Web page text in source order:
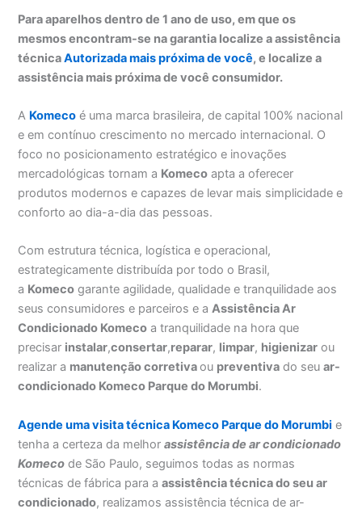
Para aparelhos dentro de 1 ano de uso, em que os
mesmos encontram-se na garantia localize a assistência
técnicaAutorizada mais próxima de você, e localize a
assistência mais próxima de você consumidor.
A Komeco é uma marca brasileira, de capital 100% nacional
e em contínuo crescimento no mercado internacional. O
foco no posicionamento estratégico e inovações
mercadológicas tornam a Komeco apta a oferecer
produtos modernos e capazes de levar mais simplicidade e
conforto ao dia-a-dia das pessoas.
Com estrutura técnica, logística e operacional,
estrategicamente distribuída por todo o Brasil,
a Komeco garante agilidade, qualidade e tranquilidade aos
seus consumidores e parceiros e aAssistência Ar
Condicionado Komeco a tranquilidade na hora que
precisar instalar,consertar,reparar, limpar, higienizar ou
realizar a manutenção corretivaou preventiva do seuar-
condicionado Komeco Parque do Morumbi.
Agende uma visita técnica Komeco Parque do Morumbi e
tenha a certeza da melhorassistênciade ar condicionado
Komeco de São Paulo, seguimos todas as normas
técnicas de fábrica para aassistência técnica do seu ar
condicionado, realizamos assistência técnica de ar-